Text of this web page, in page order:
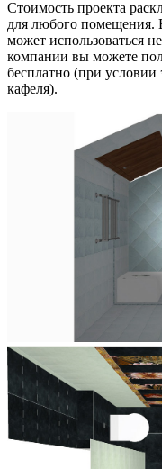
Стоимость проекта
для любого помещения.
может использоваться
компании вы можете
бесплатно (при условии
кафеля).